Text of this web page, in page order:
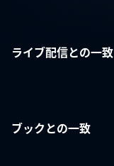
ライブ配信との一致
ブックとの一致